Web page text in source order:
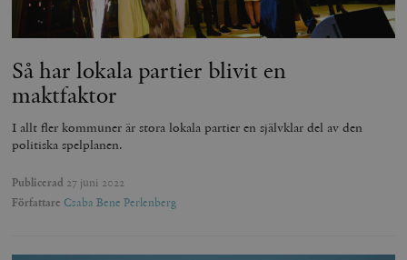
Så har lokala partier blivit en
maktfaktor
I allt fler kommuner är stora lokala partier en självklar del av den
politiska spelplanen.
Publicerad 27 juni 2022
Författare Csaba Bene Perlenberg